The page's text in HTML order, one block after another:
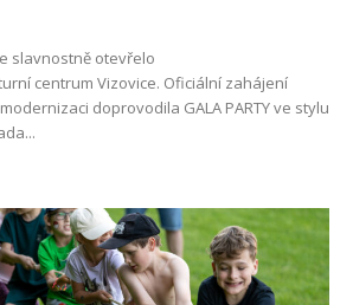
slavnostně otevřelo
centrum Vizovice. Oficiální zahájení
doprovodila GALA PARTY ve stylu